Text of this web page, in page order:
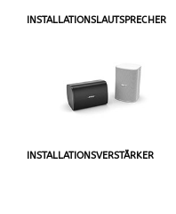
INSTALLATIONSLAUTSPRECHER
INSTALLATIONSVERSTÄRKER